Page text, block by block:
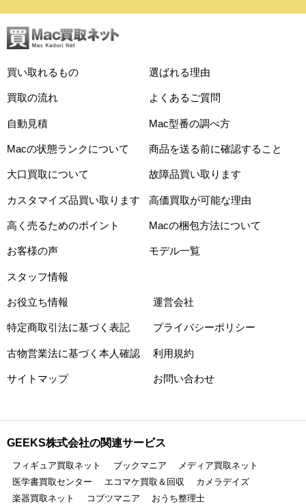
買い取れるもの 選ばれる理由
買取の流れ よくあるご質問
自動見積 Mac型番の調べ方
Macの状態ランクについて 商品を送る前に確認すること
大口買取について 故障品買い取ります
カスタマイズ品買い取ります 高価買取が可能な理由
高く売るためのポイント Macの梱包方法について
お客様の声 モデル一覧
スタッフ情報
お役立ち情報 運営会社
特定商取引法に基づく表記 プライバシーポリシー
古物営業法に基づく本人確認 利用規約
サイトマップ お問い合わせ
GEEKS株式会社の関連サービス
フィギュア買取ネット ブックマニア
メディア買取ネット
医学書買取センター
エコマケ買取＆回収
カメラデイズ
楽器買取ネット
コブツマニア おうち整理士